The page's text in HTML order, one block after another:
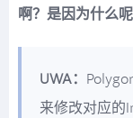
啊？是因为什么呢
UWA：
来修改对应的